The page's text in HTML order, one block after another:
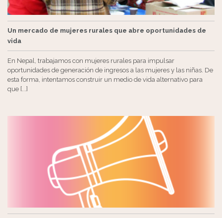
Un mercado de mujeres rurales que abre oportunidades de
vida
En Nepal, trabajamos con mujeres rurales para impulsar
oportunidades de generación de ingresos a las mujeres y las niñas. De
esta forma, intentamos construir un medio de vida alternativo para
que [...]